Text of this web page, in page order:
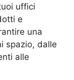
uffici
e
una
spazio, dalle
alle